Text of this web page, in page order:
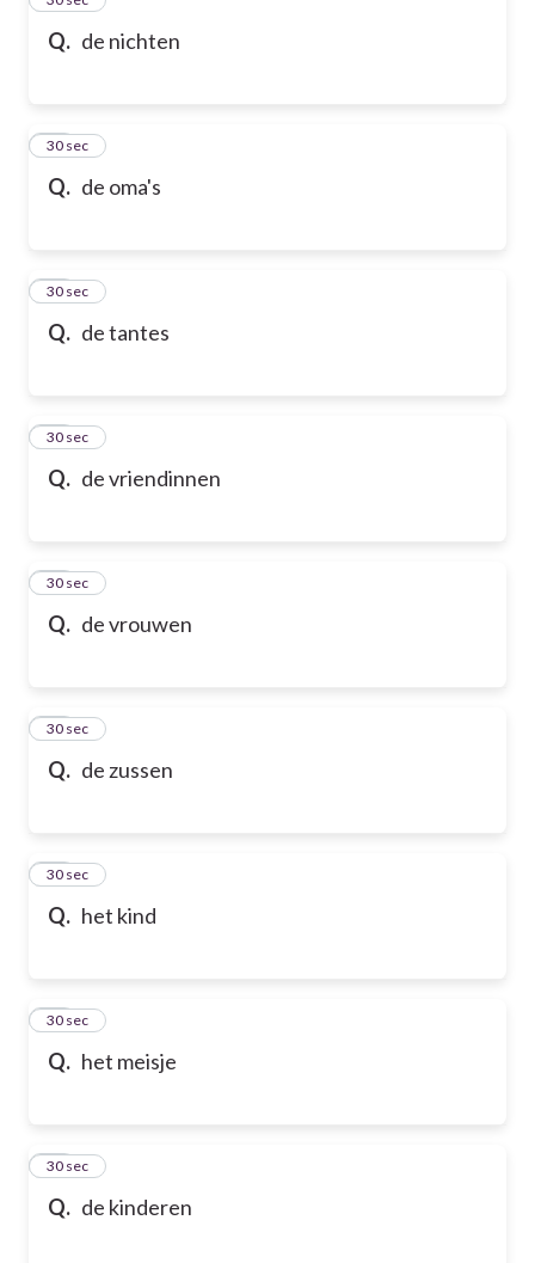
Q. de nichten
Q. de oma's
34
30 sec
Q. de tantes
35
30 sec
Q. de vriendinnen
36
30 sec
Q. de vrouwen
37
30 sec
Q. de zussen
38
30 sec
Q. het kind
39
30 sec
Q. het meisje
40
30 sec
Q. de kinderen
41
30 sec